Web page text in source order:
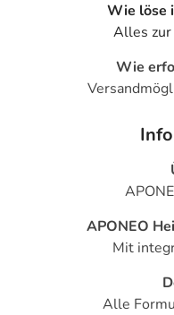
Wie löse
Alles
Wie
APONEO
Mit
Alle